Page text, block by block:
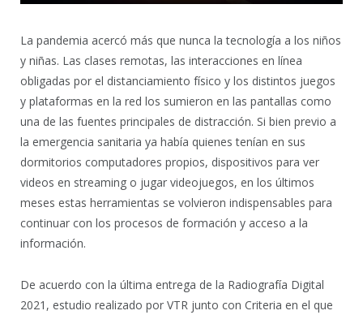
La pandemia acercó más que nunca la tecnología a los niños
y niñas. Las clases remotas, las interacciones en línea
obligadas por el distanciamiento físico y los distintos juegos
y plataformas en la red los sumieron en las pantallas como
una de las fuentes principales de distracción. Si bien previo a
la emergencia sanitaria ya había quienes tenían en sus
dormitorios computadores propios, dispositivos para ver
videos en streaming o jugar videojuegos, en los últimos
meses estas herramientas se volvieron indispensables para
continuar con los procesos de formación y acceso a la
información.
De acuerdo con la última entrega de la Radiografía Digital
2021, estudio realizado por VTR junto con Criteria en el que